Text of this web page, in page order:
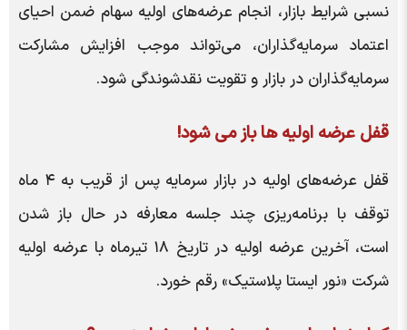
نسبی شرایط بازار، انجام عرضه‌های اولیه سهام ضمن احیای
اعتماد سرمایه‌گذاران، می‌تواند موجب افزایش مشارکت
سرمایه‌گذاران در بازار و تقویت نقدشوندگی شود.
قفل عرضه اولیه ها باز می شود!
قفل عرضه‌های اولیه در بازار سرمایه پس از قریب به ۴ ماه
توقف با برنامه‌ریزی چند جلسه معارفه در حال باز شدن
است، آخرین عرضه اولیه در تاریخ ۱۸ تیرماه با عرضه اولیه
شرکت «نور ایستا پلاستیک» رقم خورد.